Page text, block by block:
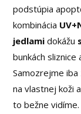
podstúpia
kombinácia
jedlami dokážu
bunkách
Samozrejme
na vlastnej koži
to bežne